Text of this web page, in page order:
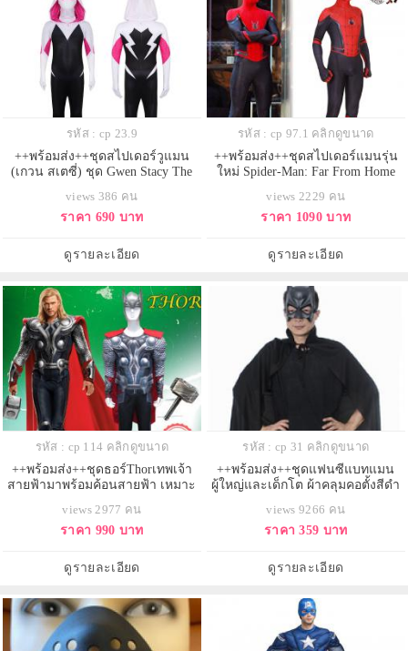
รหัส : cp 23.9
++พร้อมส่ง++ชุดสไปเดอร์วูแมน
(เกวน สเตซี่) ชุด Gwen Stacy The
views 386 คน
ราคา 690 บาท
ดูรายละเอียด
รหัส : cp 97.1 คลิกดูขนาด
++พร้อมส่ง++ชุดสไปเดอร์แมนรุ่น
ใหม่ Spider-Man: Far From Home
ชุด+หน้ากาก ปี 2019
views 2229 คน
ราคา 1090 บาท
ดูรายละเอียด
รหัส : cp 114 คลิกดูขนาด
++พร้อมส่ง++ชุดธอร์Thorเทพเจ้า
สายฟ้ามาพร้อมค้อนสายฟ้า เหมาะ
views 2977 คน
ราคา 990 บาท
ดูรายละเอียด
รหัส : cp 31 คลิกดูขนาด
++พร้อมส่ง++ชุดแฟนซีแบทแมน
ผู้ใหญ่และเด็กโต ผ้าคลุมคอตั้งสีดำ
views 9266 คน
ราคา 359 บาท
ดูรายละเอียด